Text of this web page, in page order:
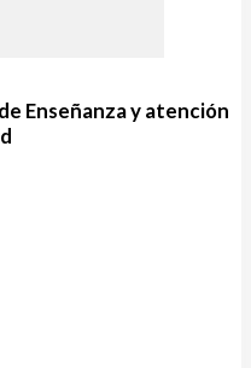
Enseñanza y atención